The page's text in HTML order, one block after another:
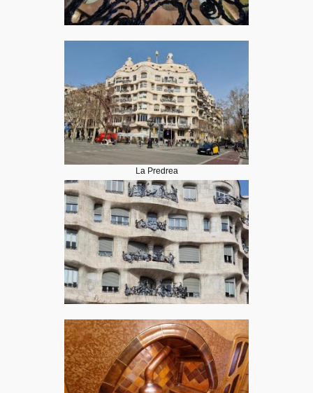
La Predrea